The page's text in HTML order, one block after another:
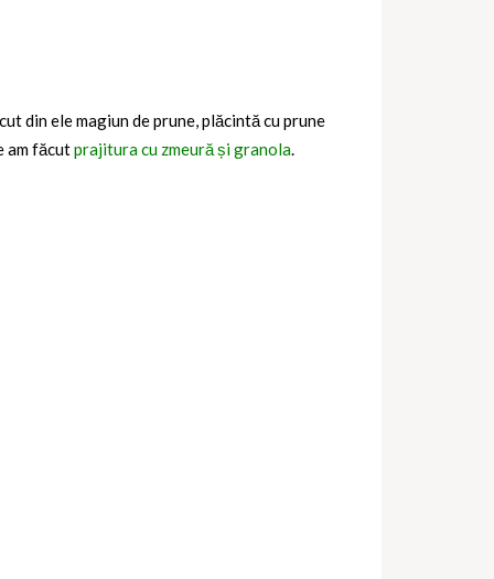
din ele magiun de prune, plăcintă cu prune
am făcutprajitura cu zmeură și granola.